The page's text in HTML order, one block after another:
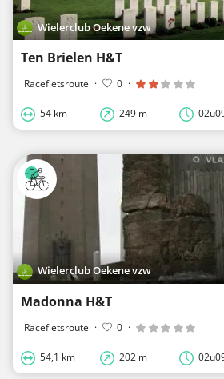
Wielerclub Oekene vzw
Ten Brielen H&T
Racefietsroute · 0 ·
54 km 249 m
Wielerclub Oekene vzw
Madonna H&T
Racefietsroute · 0 ·
54,1 km 202 m